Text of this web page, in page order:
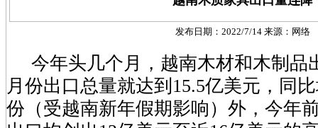
发布日期：2022/7/14 来源： 网络
今年头几个月，越南木材和木制品
月份出口总量就达到15.5亿美元，同
份（受越南新年假期影响）外，今年